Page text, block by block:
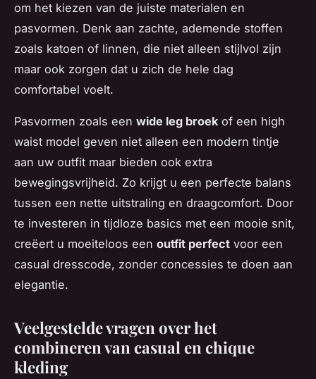
om het kiezen van de juiste materialen en
pasvormen. Denk aan zachte, ademende stoffen
zoals katoen of linnen, die niet alleen stijlvol zijn
maar ook zorgen dat u zich de hele dag
comfortabel voelt.
Pasvormen zoals een wide leg broek of een high
waist model geven niet alleen een modern tintje
aan uw outfit maar bieden ook extra
bewegingsvrijheid. Zo krijgt u een perfecte balans
tussen een nette uitstraling en draagcomfort. Door
te investeren in tijdloze basics met een mooie snit,
creëert u moeiteloos een outfit perfect voor een
casual dresscode, zonder concessies te doen aan
elegantie.
Veelgestelde vragen over het
combineren van casual en chique
kleding